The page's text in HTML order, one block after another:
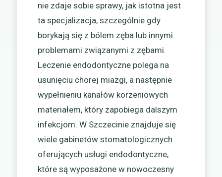
nie zdaje sobie sprawy, jak istotna jest
ta specjalizacja, szczególnie gdy
borykają się z bólem zęba lub innymi
problemami związanymi z zębami.
Leczenie endodontyczne polega na
usunięciu chorej miazgi, a następnie
wypełnieniu kanałów korzeniowych
materiałem, który zapobiega dalszym
infekcjom. W Szczecinie znajduje się
wiele gabinetów stomatologicznych
oferujących usługi endodontyczne,
które są wyposażone w nowoczesny